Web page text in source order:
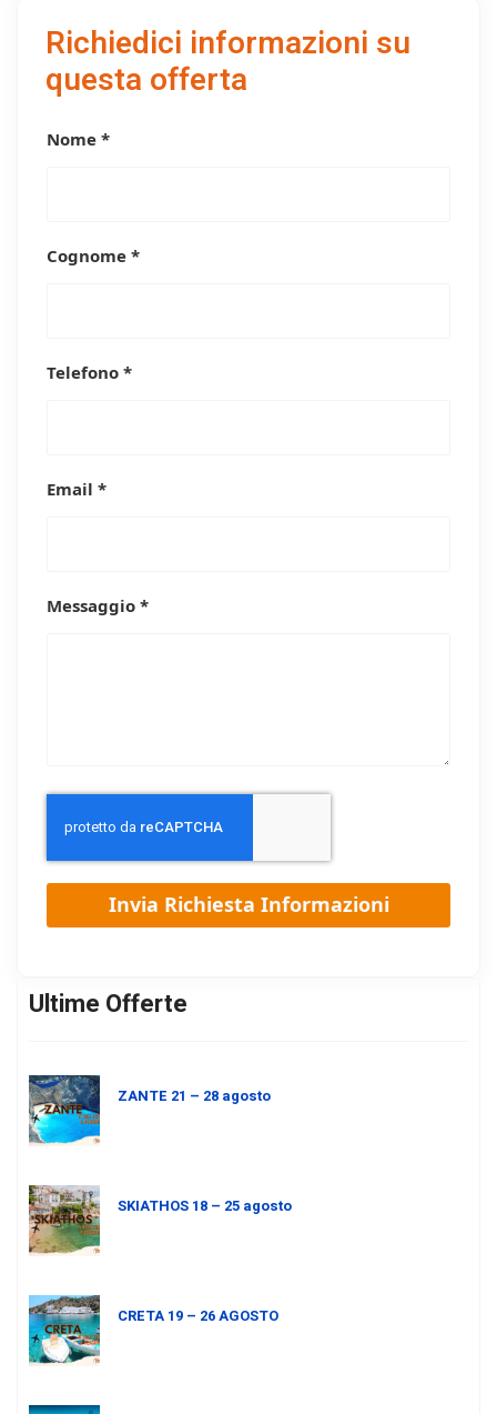
Richiedici informazioni su
questa offerta
Nome *
Cognome *
Telefono *
Email *
Messaggio *
Ultime Offerte
ZANTE 21 – 28 agosto
SKIATHOS 18 – 25 agosto
CRETA 19 – 26 AGOSTO